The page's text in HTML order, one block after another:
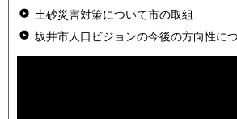
土砂災害対策について市の取組
坂井市人口ビジョンの今後の方向性に